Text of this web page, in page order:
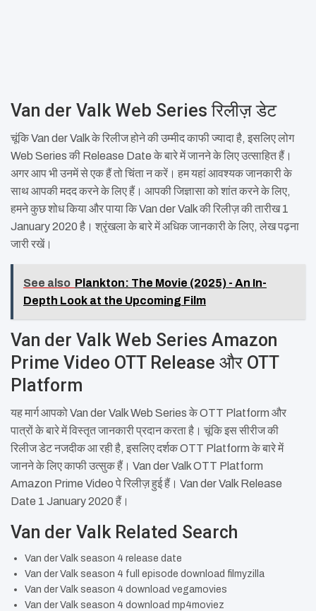
Van der Valk Web Series रिलीज़ डेट
चूंकि Van der Valk के रिलीज होने की उम्मीद काफी ज्यादा है, इसलिए लोग
Web Series की Release Date के बारे में जानने के लिए उत्साहित हैं।
अगर आप भी उनमें से एक हैं तो चिंता न करें। हम यहां आवश्यक जानकारी के
साथ आपकी मदद करने के लिए हैं। आपकी जिज्ञासा को शांत करने के लिए,
हमने कुछ शोध किया और पाया कि Van der Valk की रिलीज़ की तारीख 1
January 2020 है। श्रृंखला के बारे में अधिक जानकारी के लिए, लेख पढ़ना
जारी रखें।
See also Plankton: The Movie (2025) - An In-
Depth Look at the Upcoming Film
Van der Valk Web Series Amazon
Prime Video OTT Release और OTT
Platform
यह मार्ग आपको Van der Valk Web Series के OTT Platform और
पात्रों के बारे में विस्तृत जानकारी प्रदान करता है। चूंकि इस सीरीज की
रिलीज डेट नजदीक आ रही है, इसलिए दर्शक OTT Platform के बारे में
जानने के लिए काफी उत्सुक हैं। Van der Valk OTT Platform
Amazon Prime Video पे रिलीज़ हुई हैं। Van der Valk Release
Date 1 January 2020 हैं।
Van der Valk Related Search
Van der Valk season 4 release date
Van der Valk season 4 full episode download filmyzilla
Van der Valk season 4 download vegamovies
Van der Valk season 4 download mp4moviez